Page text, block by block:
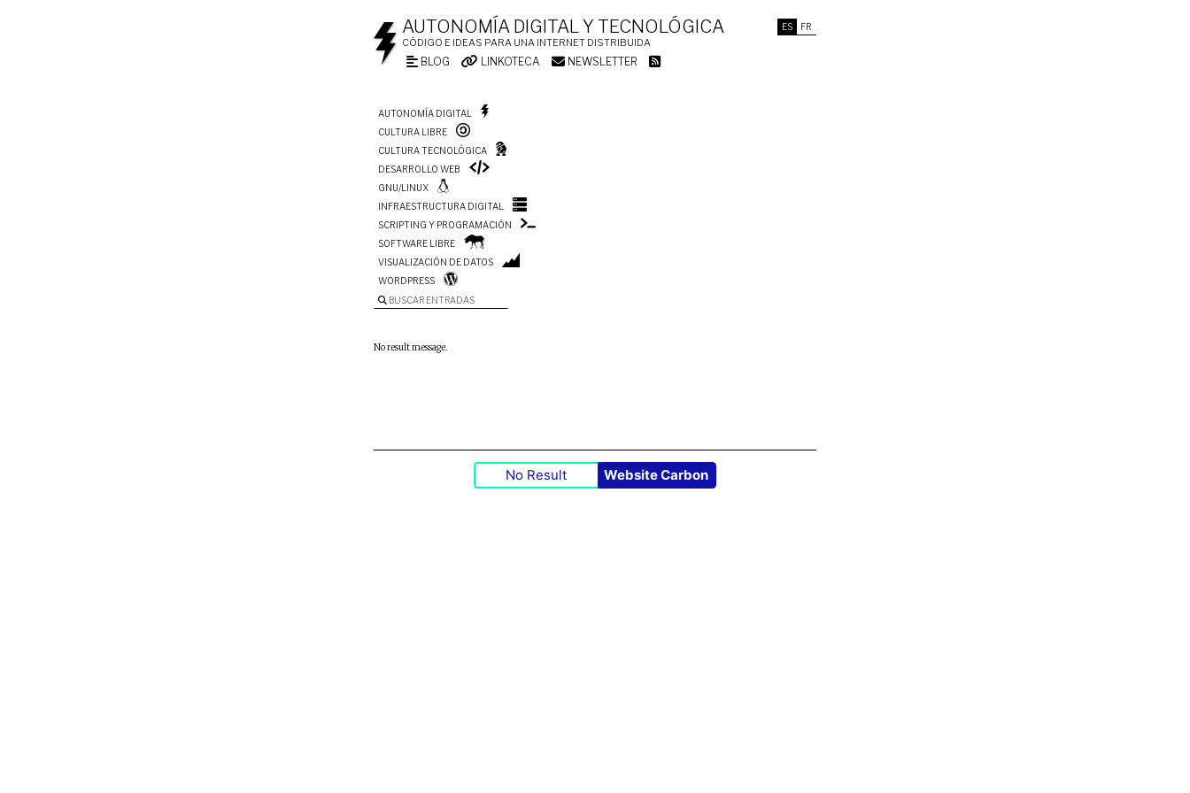
ES FR
AUTONOMÍA DIGITAL Y TECNOLÓGICA
CÓDIGO E IDEAS PARA UNA INTERNET DISTRIBUIDA
BLOG LINKOTECA NEWSLETTER
AUTONOMÍA DIGITAL
CULTURA LIBRE
CULTURA TECNOLÓGICA
DESARROLLO WEB
GNU/LINUX
INFRAESTRUCTURA DIGITAL
SCRIPTING Y PROGRAMACIÓN
SOFTWARE LIBRE
VISUALIZACIÓN DE DATOS
WORDPRESS
BUSCAR ENTRADAS
No result message.
No Result Website Carbon